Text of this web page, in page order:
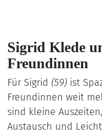
Sigrid Klede
Freundinnen
Für Sigrid (59) ist
Freundinnen weit
sind kleine
Austausch und